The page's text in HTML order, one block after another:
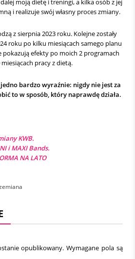
moją dietę i treningi, a kilka osób z jej
i realizuje swój własny proces zmiany.
z sierpnia 2023 roku. Kolejne zostały
roku po kilku miesiącach samego planu
pokazują efekty po moich 2 programach
pracy z dietą.
bardzo wyraźnie: nigdy nie jest za
to w sposób, który naprawdę działa.
KWB.
i MAXI Bands.
NA LATO
opublikowany. Wymagane pola są